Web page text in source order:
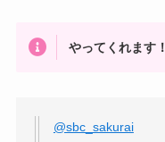
やってくれます！
@sbc_sakurai